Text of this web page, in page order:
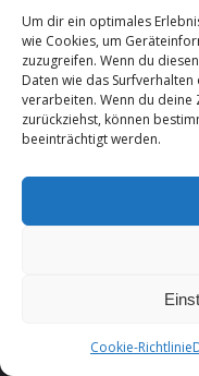
Um dir ein optimales
wie Cookies, um
zuzugreifen. Wenn du
Daten wie das
verarbeiten. Wenn du
zurückziehst, können
beeinträchtigt werden.
Cookie-Richtlinie
Copyright ©